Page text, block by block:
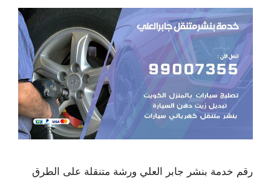
رقم خدمة بنشر جابر العلي ورشة متنقلة على الطرق